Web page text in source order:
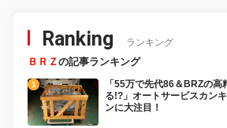
Ranking ランキング
ＢＲＺの記事ランキング
「55万で先代86＆BRZの高
る!?」オートサービスカン
ンに大注目！